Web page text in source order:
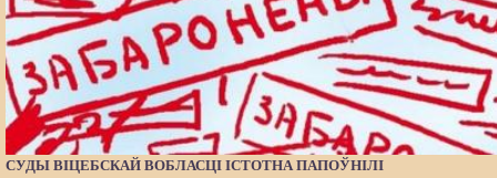
СУДЫ ВІЦЕБСКАЙ ВОБЛАСЦІ ІСТОТНА ПАПОЎНІЛІ